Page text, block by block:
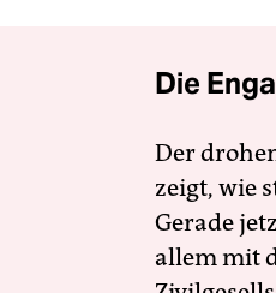
Die
Der
zeigt, wie
Gerade
allem mit